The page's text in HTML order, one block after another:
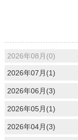
2026年08月(0)
2026年07月(1)
2026年06月(3)
2026年05月(1)
2026年04月(3)